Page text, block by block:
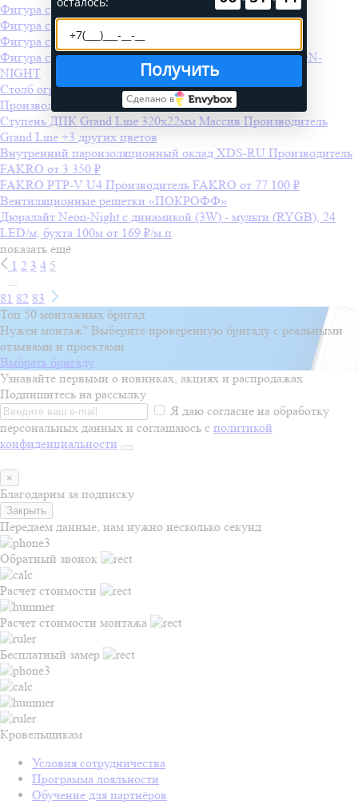
Фигура световая "2 СНЕЖИНКИ" 250х50
Фигура световая "Брызги звезд" 400х100
Фигура световая "Созвездие" 55х100
Фигура световая "Звездный фейерверк" 85*175 см NEON-
NIGHT
Столб ограждения ДПК Grand Line 3D 100х100мм
Производитель
Grand Line
Ступень ДПК Grand Line 320х22мм Массив Производитель
Grand Line +3 других цветов
Внутренний пароизоляционный оклад XDS-RU Производитель
FAKRO от 3 350 ₽
FAKRO PTP-V U4 Производитель FAKRO от 77 100 ₽
Вентиляционные решетки «ПОКРОФФ»
Дюралайт Neon-Night с динамикой (3W) - мульти (RYGB), 24
LED/м, бухта 100м от 169 ₽/м.п
показать ещё
1 2 3 4 5
...
81 82 83
Топ 50 монтажных бригад
Нужен монтаж? Выберите проверенную бригаду с реальными
отзывами и проектами
Выбрать бригаду
Узнавайте первыми о новинках, акциях и распродажах
Подпишитесь на рассылку
Я даю согласие на обработку
персональных данных и соглашаюсь с политикой
конфиденциальности
×
Благодарим за подписку
Закрыть
Передаем данные, нам нужно несколько секунд
Обратный звонок
Расчет стоимости
Расчет стоимости монтажа
Бесплатный замер
Кровельщикам
Условия сотрудничества
Программа лояльности
Обучение для партнёров
Получить
Сделано в